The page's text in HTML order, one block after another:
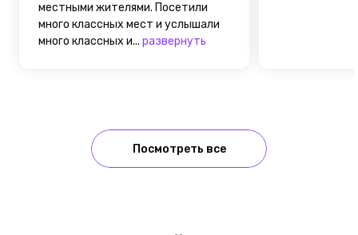
местными жителями. Посетили
много классных мест и услышали
много классных и... развернуть
Посмотреть все